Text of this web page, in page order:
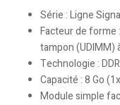
Série : Ligne
Facteur de forme
tampon (UDIMM)
Technologie :
Capacité : 8 Go
Module simple